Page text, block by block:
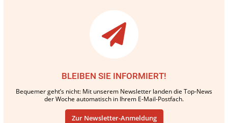
BLEIBEN SIE INFORMIERT!
Bequemer geht’s nicht: Mit unserem Newsletter landen die Top-News
der Woche automatisch in Ihrem E-Mail-Postfach.
Zur Newsletter-Anmeldung